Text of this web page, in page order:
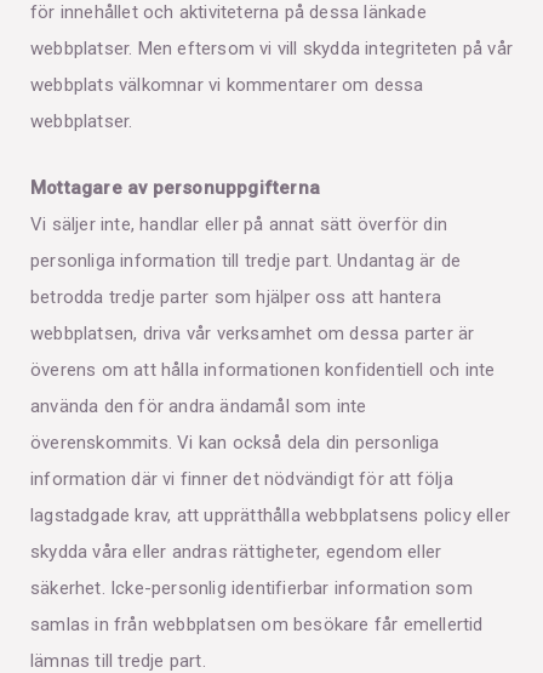
för innehållet och aktiviteterna på dessa länkade
webbplatser. Men eftersom vi vill skydda integriteten på vår
webbplats välkomnar vi kommentarer om dessa
webbplatser.
Mottagare av personuppgifterna
Vi säljer inte, handlar eller på annat sätt överför din
personliga information till tredje part. Undantag är de
betrodda tredje parter som hjälper oss att hantera
webbplatsen, driva vår verksamhet om dessa parter är
överens om att hålla informationen konfidentiell och inte
använda den för andra ändamål som inte
överenskommits. Vi kan också dela din personliga
information där vi finner det nödvändigt för att följa
lagstadgade krav, att upprätthålla webbplatsens policy eller
skydda våra eller andras rättigheter, egendom eller
säkerhet. Icke-personlig identifierbar information som
samlas in från webbplatsen om besökare får emellertid
lämnas till tredje part.